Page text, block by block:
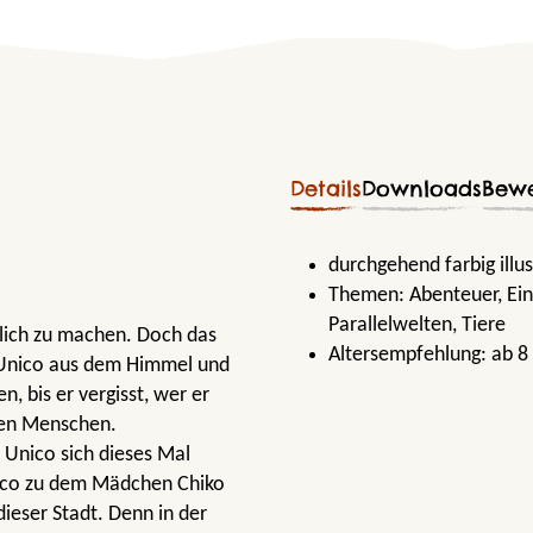
zu machen. Doch das
aus dem Himmel und
bis er vergisst, wer er
Menschen.
sich dieses Mal
zu dem Mädchen Chiko
Stadt. Denn in der
DetailsDownloads
durchgehend farbig
Themen: Abenteuer,
Parallelwelten, Tiere
Altersempfehlung: ab 8